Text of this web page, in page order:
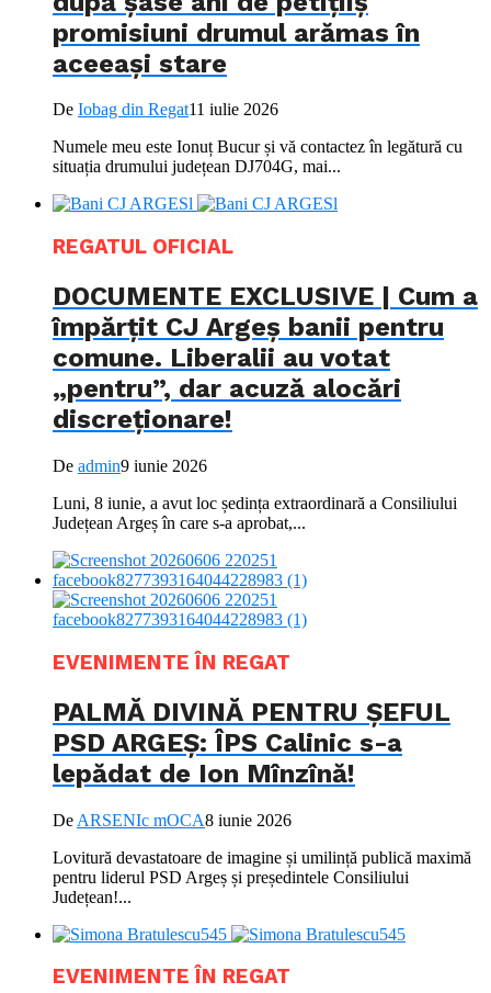
promisiuni drumul arămas în
aceeași stare
De Iobag din Regat11 iulie 2026
Numele meu este Ionuț Bucur și vă contactez în legătură cu
situația drumului județean DJ704G, mai...
REGATUL OFICIAL
DOCUMENTE EXCLUSIVE | Cum a
împărțit CJ Argeș banii pentru
comune. Liberalii au votat
„pentru”, dar acuză alocări
discreționare!
De admin9 iunie 2026
Luni, 8 iunie, a avut loc ședința extraordinară a Consiliului
Județean Argeș în care s-a aprobat,...
EVENIMENTE ÎN REGAT
PALMĂ DIVINĂ PENTRU ȘEFUL
PSD ARGEȘ: ÎPS Calinic s-a
lepădat de Ion Mînzînă!
De ARSENIc mOCA8 iunie 2026
Lovitură devastatoare de imagine și umilință publică maximă
pentru liderul PSD Argeș și președintele Consiliului
Județean!...
EVENIMENTE ÎN REGAT